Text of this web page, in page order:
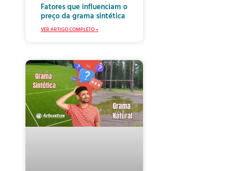
Fatores que influenciam o
preço da grama sintética
VER ARTIGO COMPLETO »